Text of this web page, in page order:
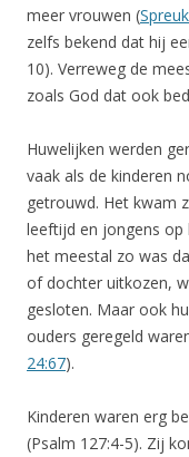
meer vrouwen (
zelfs bekend dat hij
10). Verreweg de
zoals God dat ook
Huwelijken werden
vaak als de kinderen
getrouwd. Het kwam
leeftijd en jongens op
het meestal zo was
of dochter uitkozen,
gesloten. Maar ook
ouders geregeld
24:67).
Kinderen waren erg
(Psalm 127:4-5). Zij